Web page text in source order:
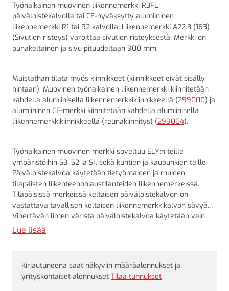
Työnaikainen muovinen liikennemerkki R3FL
päiväloistekalvolla tai CE-hyväksytty alumiininen
liikennemerkki R1 tai R2 kalvolla. Liikennemerkki A22.3 (163)
(Sivutien risteys) varoittaa sivutien risteyksestä. Merkki on
punakeltainen ja sivu pituudeltaan 900 mm.
Muistathan tilata myös kiinnikkeet (kiinnikkeet eivät sisälly
hintaan). Muovinen työnaikainen liikennemerkki kiinnitetään
kahdella alumiinisella liikennemerkkikiinnikkeellä (299000) ja
alumiininen CE-merkki kiinnitetään kahdella alumiinisella
liikennemerkkikiinnikkeellä (reunakiinnitys) (299004).
Työnaikainen muovinen merkki soveltuu ELY:n teille
ympäristöihin S3, S2 ja S1, sekä kuntien ja kaupunkien teille.
Päiväloistekalvoa käytetään tietyömaiden ja muiden
tilapäisten liikenteenohjaustilanteiden liikennemerkeissä.
Tilapäisissä merkeissä keltaisen päiväloistekalvon on
vastattava tavallisen keltaisen liikennemerkkikalvon sävyä.
Vihertävän limen väristä päiväloistekalvoa käytetään vain
sulku- ja varoituslaitteissa.
Lue lisää
Kirjautuneena saat näkyviin määräalennukset ja
yrityskohtaiset alennukset Tilaa tunnukset